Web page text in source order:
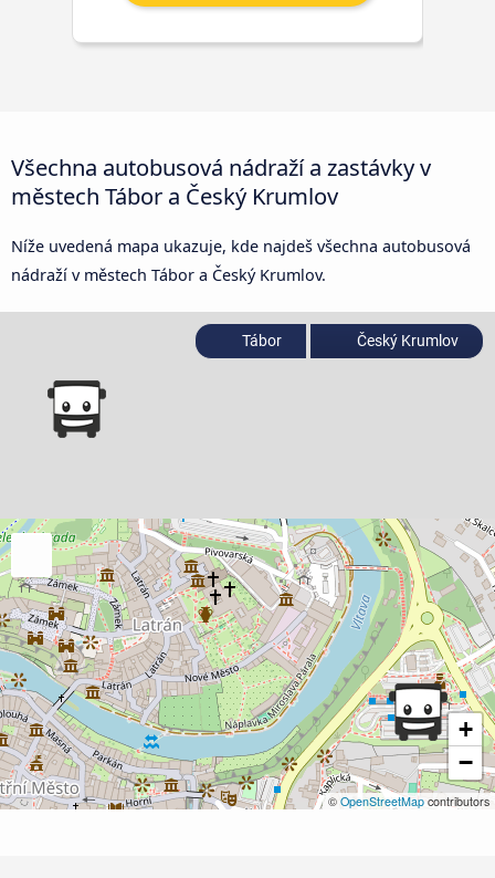
Všechna autobusová nádraží a zastávky v
městech Tábor a Český Krumlov
Níže uvedená mapa ukazuje, kde najdeš všechna autobusová
nádraží v městech Tábor a Český Krumlov.
+
−
© OpenStreetMapcontributors
Tábor Český Krumlov